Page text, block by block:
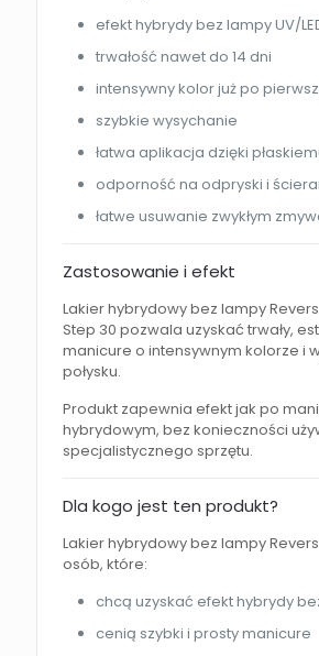
efekt hybrydy bez lampy UV/
trwałość nawet do 14 dni
intensywny kolor już po
szybkie wysychanie
łatwa aplikacja dzięki
odporność na odpryski i
łatwe usuwanie zwykłym
Zastosowanie i efekt
Lakier hybrydowy bez lampy
Step 30 pozwala uzyskać trwały,
manicure o intensywnym kolorze i
połysku.
Produkt zapewnia efekt jak po
hybrydowym, bez konieczności
specjalistycznego sprzętu.
Dla kogo jest ten produkt?
Lakier hybrydowy bez lampy
osób, które:
chcą uzyskać efekt hybrydy
cenią szybki i prosty manicure